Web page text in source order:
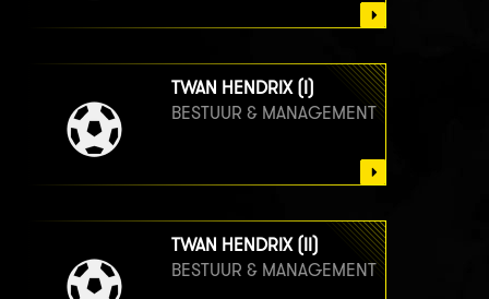
TWAN HENDRIX (I)
BESTUUR & MANAGEMENT
TWAN HENDRIX (II)
BESTUUR & MANAGEMENT